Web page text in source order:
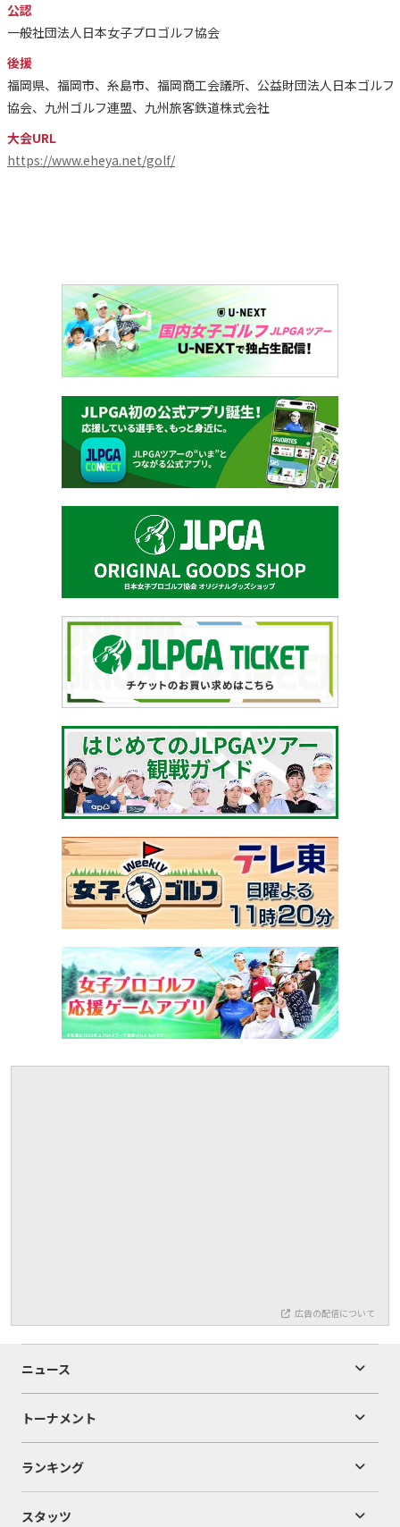
公認
一般社団法人日本女子プロゴルフ協会
後援
福岡県、福岡市、糸島市、福岡商工会議所、公益財団法人日本ゴルフ
協会、九州ゴルフ連盟、九州旅客鉄道株式会社
大会URL
https://www.eheya.net/golf/
広告の配信について
ニュース
トーナメント
ランキング
スタッツ